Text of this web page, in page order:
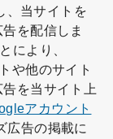
、当サイトを
を配信しま
により、
や他のサイト
を当サイト上
アカウント
広告の掲載に